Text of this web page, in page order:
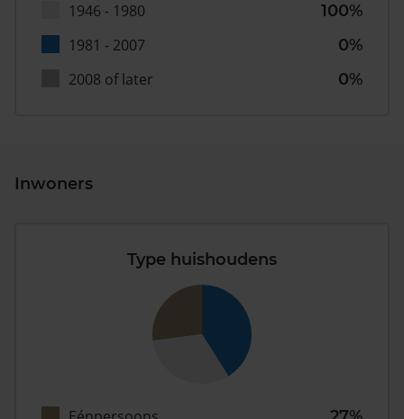
1946 - 1980
100%
1981 - 2007
0%
2008 of later
0%
Inwoners
Type huishoudens